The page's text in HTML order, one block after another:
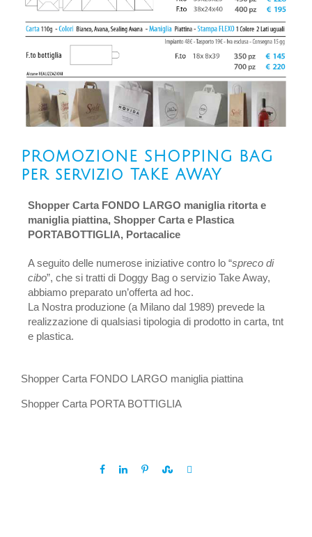
PROMOZIONE SHOPPING BAG
per servizio TAKE AWAY
Shopper Carta FONDO LARGO maniglia ritorta e
maniglia piattina, Shopper Carta e Plastica
PORTABOTTIGLIA, Portacalice
A seguito delle numerose iniziative contro lo “spreco di
cibo”, che si tratti di Doggy Bag o servizio Take Away,
abbiamo preparato un’offerta ad hoc.
La Nostra produzione (a Milano dal 1989) prevede la
realizzazione di qualsiasi tipologia di prodotto in carta, tnt
e plastica.
Shopper Carta FONDO LARGO maniglia piattina
Shopper Carta PORTA BOTTIGLIA